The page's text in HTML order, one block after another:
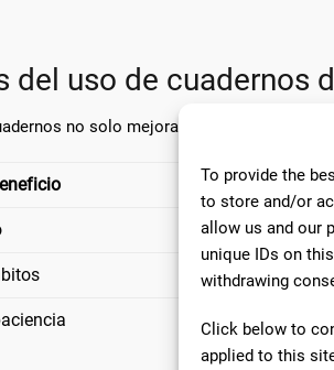
To provide the
to store and/or
allow us and our
unique IDs on
withdrawing
Click below to
applied to this
del uso de cuadernos
no solo mejora la caligrafía, sino
La estructura
El uso regular
Practicar